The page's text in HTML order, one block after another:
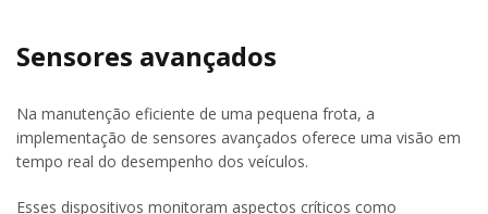
Sensores avançados
Na manutenção eficiente de uma pequena frota, a
implementação de sensores avançados oferece uma visão em
tempo real do desempenho dos veículos.
Esses dispositivos monitoram aspectos críticos como